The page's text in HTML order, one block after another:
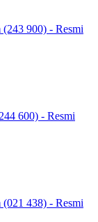
900) - Resmi
600) - Resmi
438) - Resmi